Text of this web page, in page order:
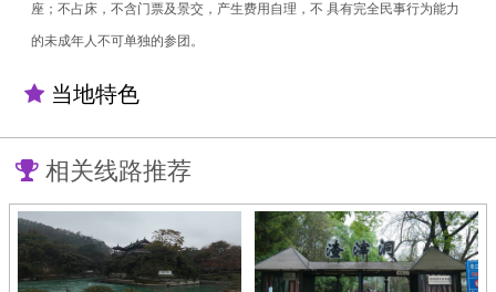
座；不占床，不含门票及景交，产生费用自理，不 具有完全民事行为能力
的未成年人不可单独的参团。
当地特色
相关线路推荐